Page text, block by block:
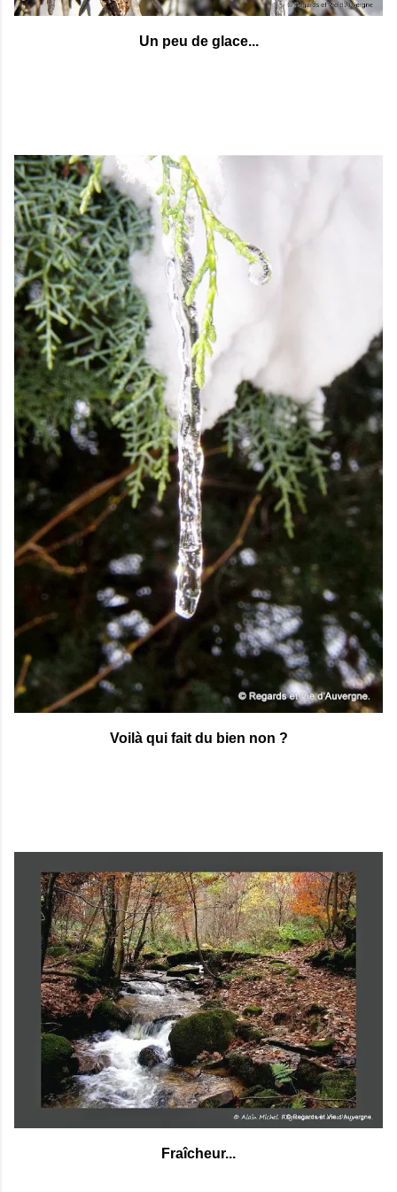
Un peu de glace...
Voilà qui fait du bien non ?
Fraîcheur...